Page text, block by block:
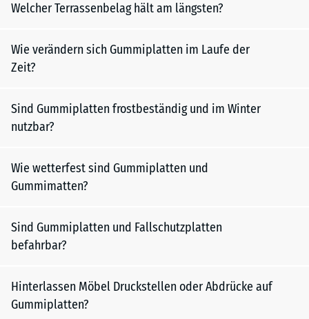
Welcher Terrassenbelag hält am längsten?
Wie verändern sich Gummiplatten im Laufe der
Zeit?
Sind Gummiplatten frostbeständig und im Winter
nutzbar?
Wie wetterfest sind Gummiplatten und
Gummimatten?
Sind Gummiplatten und Fallschutzplatten
befahrbar?
Hinterlassen Möbel Druckstellen oder Abdrücke auf
Gummiplatten?